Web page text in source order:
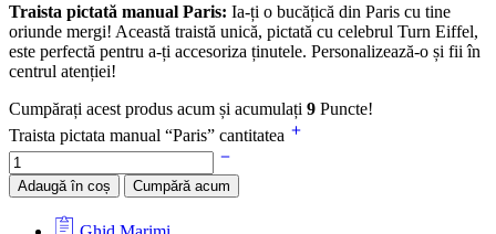
Traista pictată manual Paris: Ia-ți o bucățică din Paris cu tine
oriunde mergi! Această traistă unică, pictată cu celebrul Turn Eiffel,
este perfectă pentru a-ți accesoriza ținutele. Personalizează-o și fii în
centrul atenției!
Cumpărați acest produs acum și acumulați 9 Puncte!
Traista pictata manual “Paris” cantitatea
Adaugă în coș Cumpără acum